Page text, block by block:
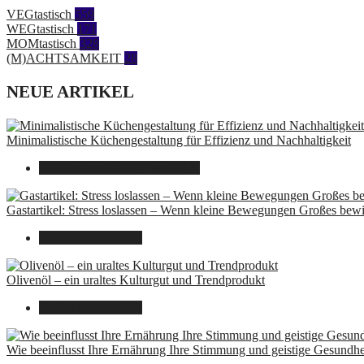
VEGtastisch 559
WEGtastisch 171
MOMtastisch 328
(M)ACHTSAMKEIT 28
NEUE ARTIKEL
Minimalistische Küchengestaltung für Effizienz und Nachhaltigkeit
Gastartikel: Stress loslassen – Wenn kleine Bewegungen Großes
Olivenöl – ein uraltes Kulturgut und Trendprodukt
Wie beeinflusst Ihre Ernährung Ihre Stimmung und geistige